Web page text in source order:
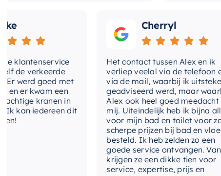
verkeerde
goed met
kwam een
kranen in
iedereen dit
Cherryl
Het contact tussen Alex en ik
verliep veelal via de telefoon en
via de mail, waarbij ik uitstekend
geadviseerd werd, maar waarbij
Alex ook heel goed meedacht met
mij. Uiteindelijk heb ik bijna alles
voor mijn bad en toilet voor zeer
scherpe prijzen bij bad en vloer
besteld. Ik heb zelden zo een
goede service ontvangen. Van mij
krijgen ze een dikke tien voor
service, expertise, prijs en